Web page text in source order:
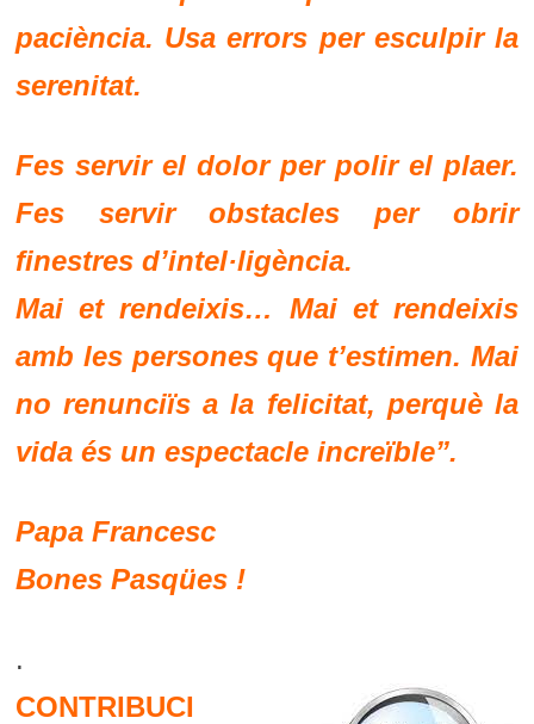
paciència. Usa errors per esculpir la
serenitat.
Fes servir el dolor per polir el plaer.
Fes servir obstacles per obrir
finestres d’intel·ligència.
Mai et rendeixis… Mai et rendeixis
amb les persones que t’estimen. Mai
no renunciïs a la felicitat, perquè la
vida és un espectacle increïble”.
Papa Francesc
Bones Pasqües !
.
CONTRIBUCI